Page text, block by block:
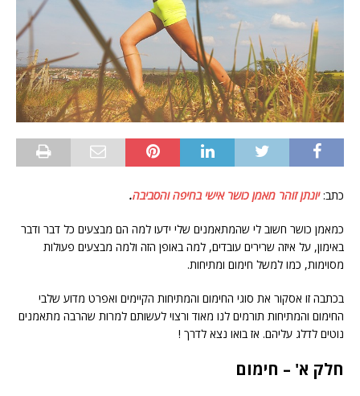
כתב:יונתן זוהר מאמן כושר אישי בחיפה והסביבה.
כמאמן כושר חשוב לי שהמתאמנים שלי ידעו למה הם מבצעים כל דבר ודבר
באימון, על איזה שרירים עובדים, למה באופן הזה ולמה מבצעים פעולות
מסוימות, כמו למשל חימום ומתיחות.
בכתבה זו אסקור את סוגי החימום והמתיחות הקיימים ואפרט מדוע שלבי
החימום והמתיחות תורמים לנו מאוד ורצוי לעשותם למרות שהרבה מתאמנים
נוטים לדלג עליהם. אז בואו נצא לדרך !
חלק א' – חימום